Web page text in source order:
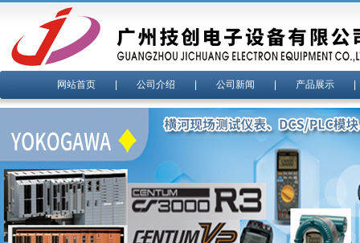
网站首页 公司介绍 公司新闻 产品展示